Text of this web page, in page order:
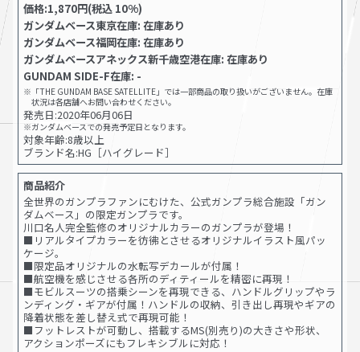
価格:1,870円(税込 10%)
ガンダムベース東京在庫: 在庫あり
ガンダムベース福岡在庫: 在庫あり
ガンダムベースアネックス新千歳空港在庫: 在庫あり
GUNDAM SIDE-F在庫: -
※「THE GUNDAM BASE SATELLITE」では一部商品の取り扱いがございません。在庫
状況は各店舗へお問い合わせください。
発売日:2020年06月06日
※ガンダムベースでの発売予定日となります。
対象年齢:8歳以上
ブランド名:HG［ハイグレード］
商品紹介
全世界のガンプラファンにむけた、公式ガンプラ総合施設「ガン
ダムベース」の限定ガンプラです。
川口名人完全監修のオリジナルカラーのガンプラが登場！
■リアルタイプカラーを彷彿とさせるオリジナルイラスト風パッ
ケージ。
■限定品オリジナルの水転写デカールが付属！
■航空機を感じさせる各所のディティールを精密に再現！
■モビルスーツの搭乗シーンを再現できる、ハンドルグリップやラ
ンディング・ギアが付属！ハンドルの収納、引き出し再現やギアの
降着状態を差し替え式で再現可能！
■フットレストが可動し、搭載するMS(別売り)の大きさや形状、
アクションポーズにもフレキシブルに対応！